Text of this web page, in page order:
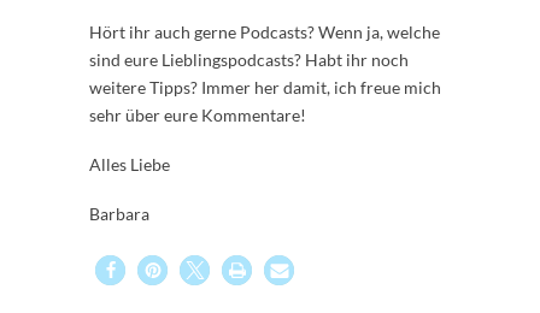
Hört ihr auch gerne Podcasts? Wenn ja, welche
sind eure Lieblingspodcasts? Habt ihr noch
weitere Tipps? Immer her damit, ich freue mich
sehr über eure Kommentare!
Alles Liebe
Barbara